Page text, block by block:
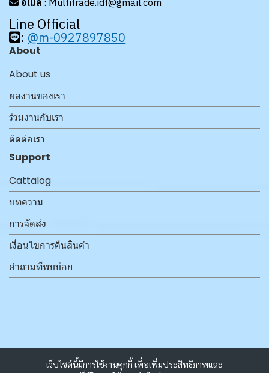
เว็บไซต์นี้มีการใช้งานคุกกี้ เพื่อเพิ่มประสิทธิภาพและ
อีเมล์ : Multitrade.idt@gmail.com
Line Official
: @m-0927897850
About
About us
ผลงานของเรา
ร่วมงานกับเรา
ติดต่อเรา
Support
Cattalog
บทความ
การจัดส่ง
เงื่อนไขการคืนสินค้า
คำถามที่พบบ่อย